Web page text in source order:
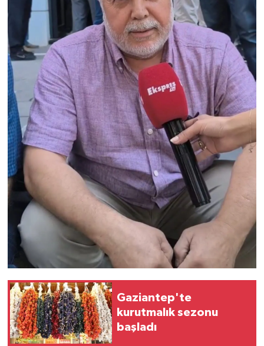
Gaziantep'te
kurutmalık sezonu
başladı